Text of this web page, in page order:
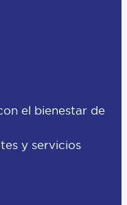
el bienestar de
y servicios